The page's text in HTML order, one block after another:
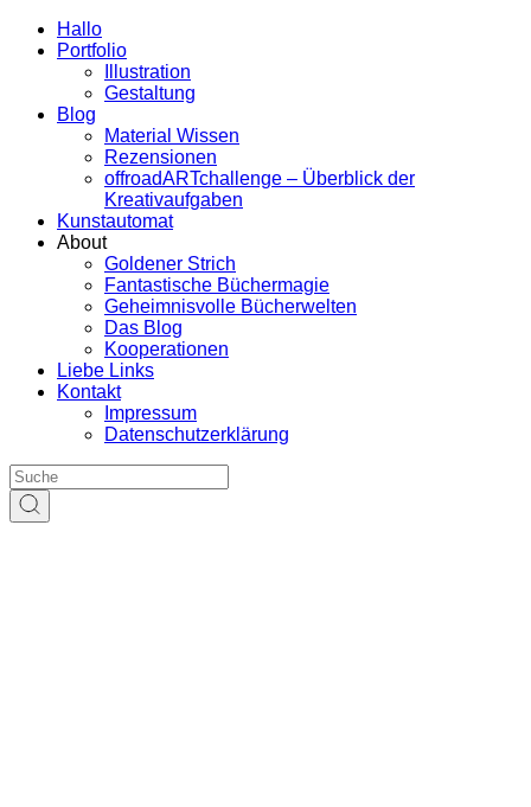
Hallo
Portfolio
Illustration
Gestaltung
Blog
Material Wissen
Rezensionen
offroadARTchallenge – Überblick der
Kreativaufgaben
Kunstautomat
About
Goldener Strich
Fantastische Büchermagie
Geheimnisvolle Bücherwelten
Das Blog
Kooperationen
Liebe Links
Kontakt
Impressum
Datenschutzerklärung